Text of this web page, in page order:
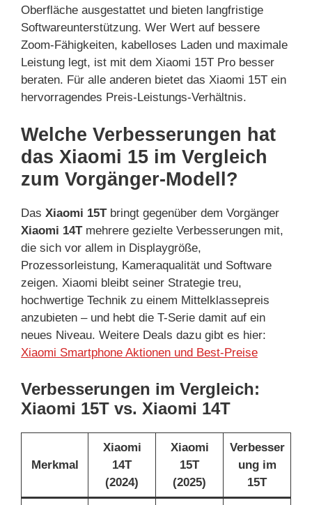
Oberfläche ausgestattet und bieten langfristige
Softwareunterstützung. Wer Wert auf bessere
Zoom-Fähigkeiten, kabelloses Laden und maximale
Leistung legt, ist mit dem Xiaomi 15T Pro besser
beraten. Für alle anderen bietet das Xiaomi 15T ein
hervorragendes Preis-Leistungs-Verhältnis.
Welche Verbesserungen hat
das Xiaomi 15 im Vergleich
zum Vorgänger-Modell?
Das Xiaomi 15Tbringt gegenüber dem Vorgänger
Xiaomi 14Tmehrere gezielte Verbesserungen mit,
die sich vor allem in Displaygröße,
Prozessorleistung, Kameraqualität und Software
zeigen. Xiaomi bleibt seiner Strategie treu,
hochwertige Technik zu einem Mittelklassepreis
anzubieten – und hebt die T-Serie damit auf ein
neues Niveau. Weitere Deals dazu gibt es hier:
Xiaomi Smartphone Aktionen und Best-Preise
Verbesserungen im Vergleich:
Xiaomi 15T vs. Xiaomi 14T
Merkmal
Xiaomi
14T
(2024)
Xiaomi
15T
(2025)
Verbesser
ung im
15T